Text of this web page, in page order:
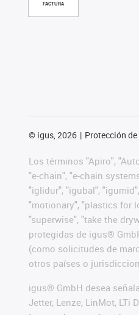
FACTURA
© igus, 2026 Protección
Los términos "Apiro",
"e-chain", "e-chain
"iglidur", "igubal",
"motionary", "plastics for
"superwise", "take the
protegidas de igus®
(como solicitudes de
otros países o
igus® GmbH desea
Jetter, Lenze, LinMot, LTi